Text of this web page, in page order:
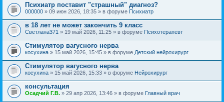
Психиатр поставит "страшный" диагноз?
000000 » 09 июн 2026, 18:35 » в форуме Психиатр
в 18 лет не может закончить 9 класс
Светлана371 » 19 май 2026, 11:25 » в форуме Психотерапевт
Стимулятор вагусного нерва
косухина » 15 май 2026, 15:45 » в форуме Детский нейрохирург
Стимулятор вагусного нерва
косухина » 15 май 2026, 15:33 » в форуме Нейрохирург
консультация
Осадчий Г.В. » 29 апр 2026, 13:46 » в форуме Главный врач